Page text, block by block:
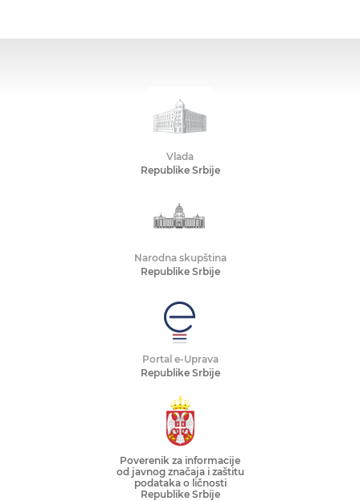
Vlada
Republike Srbije
Narodna skupština
Republike Srbije
Portal e-Uprava
Republike Srbije
Poverenik za informacije
od javnog značaja i zaštitu
podataka o ličnosti
Republike Srbije